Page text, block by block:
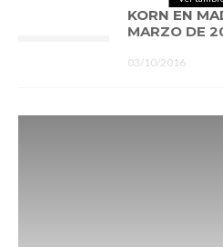
KORN EN
MARZO DE
03/10/2016